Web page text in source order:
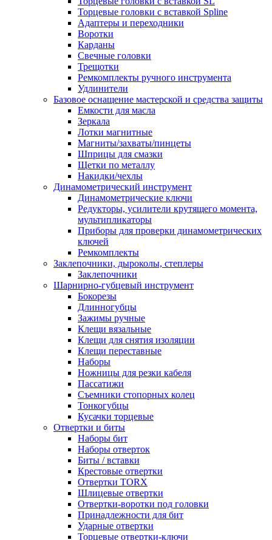
Торцевые головки с вставкой Spline
Адаптеры и переходники
Воротки
Карданы
Свечные головки
Трещотки
Ремкомплекты ручного инструмента
Удлинители
Базовое оснащение мастерской и средства защиты
Емкости для масла
Зеркала
Лотки магнитные
Магниты/захваты/пинцеты
Шприцы для смазки
Щетки по металлу
Накидки/чехлы
Динамометрический инструмент
Динамометрические ключи
Редукторы, усилители крутящего момента,
мультипликаторы
Приборы для проверки динамометрических
ключей
Ремкомплекты
Заклепочники, дыроколы, степлеры
Заклепочники
Шарнирно-губцевый инструмент
Бокорезы
Длинногубцы
Зажимы ручные
Клещи вязальные
Клещи для снятия изоляции
Клещи переставные
Наборы
Ножницы для резки кабеля
Пассатижи
Съемники стопорных колец
Тонкогубцы
Кусачки торцевые
Отвертки и биты
Наборы бит
Наборы отверток
Биты / вставки
Крестовые отвертки
Отвертки TORX
Шлицевые отвертки
Отвертки-воротки под головки
Принадлежности для бит
Ударные отвертки
Торцевые отвертки-ключи